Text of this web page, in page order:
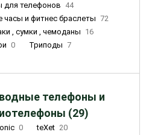
для телефонов
44
часы и фитнес браслеты 72
, сумки , чемоданы 16
0 Триподы 7
телефоны и
(29)
0 teXet 20